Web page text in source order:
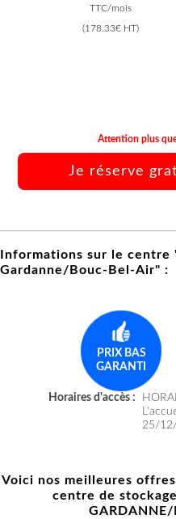
TTC/mois
(178.33€ HT)
Attention plus
Informations sur le centre
Gardanne/Bouc-Bel-Air" :
PRIX BAS
GARANTI
Horaires d'accès :
25/
Voici nos meilleures
centre de